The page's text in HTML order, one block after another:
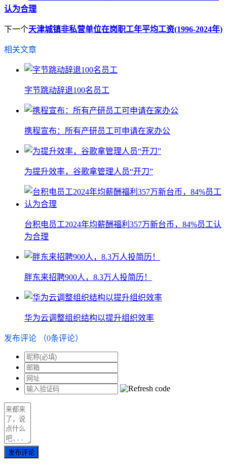
认为合理
下一个天津城镇非私营单位在岗职工年平均工资(1996-2024年)
相关文章
字节跳动辞退100名员工
携程宣布：所有产研员工可申请在家办公
为提升效率，谷歌拿管理人员“开刀”
台积电员工2024年均薪酬福利357万新台币，84%员工认
为合理
胖东来招聘900人，8.3万人投简历！
华为云调整组织结构以提升组织效率
发布评论 （0条评论）
发布评论